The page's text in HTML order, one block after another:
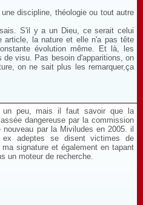
discipline, théologie ou tout autre
S'il y a un Dieu, ce serait celui
article, la nature et elle n'a pas tête
évolution même. Et là, les
visu. Pas besoin d'apparitions, on
on ne sait plus les remarquer,ça
un peu, mais il faut savoir que la
dangereuse par la commission
par la Miviludes en 2005. il
adeptes se disent victimes de
signature et également en tapant
un moteur de recherche.